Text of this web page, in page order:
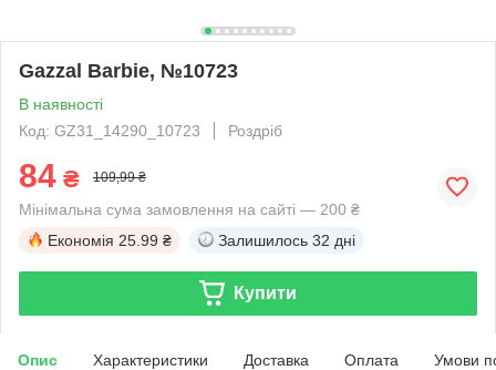
Gazzal Barbie, №10723
В наявності
Код: GZ31_14290_10723
Роздріб
84 ₴ 109,99 ₴
Мінімальна сума замовлення на сайті — 200 ₴
Економія 25.99 ₴ Залишилось 32 дні
Купити
Опис Характеристики Доставка Оплата Умови